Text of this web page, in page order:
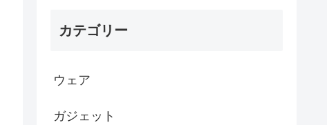
カテゴリー
ウェア
ガジェット